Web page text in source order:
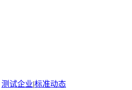
测试企业|标准动态